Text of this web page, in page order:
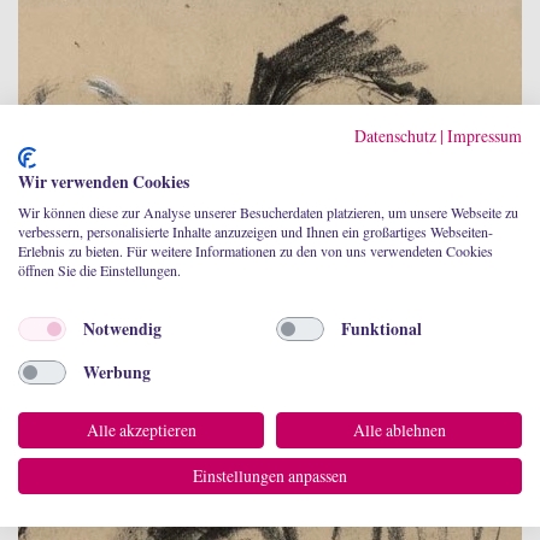
Datenschutz | Impressum
Wir verwenden Cookies
Wir können diese zur Analyse unserer Besucherdaten platzieren, um unsere Webseite zu
verbessern, personalisierte Inhalte anzuzeigen und Ihnen ein großartiges Webseiten-
Erlebnis zu bieten. Für weitere Informationen zu den von uns verwendeten Cookies
öffnen Sie die Einstellungen.
Notwendig
Funktional
Werbung
Alle akzeptieren
Alle ablehnen
Einstellungen anpassen